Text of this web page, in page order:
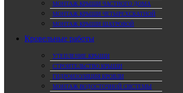
МОНТАЖ КРЫШИ ЧАСТНОГО ДОМА
МОНТАЖ КРЫШИ ЧЕТЫРЕХСКАТНОЙ
МОНТАЖ КРЫШИ ШАТРОВОЙ
Кровельные работы
УТЕПЛЕНИЕ КРЫШИ
СТРОИТЕЛЬСТВО КРЫШИ
ГИДРОИЗОЛЯЦИЯ КРОВЛИ
МОНТАЖ ВОДОСТОЧНОЙ СИСТЕМЫ